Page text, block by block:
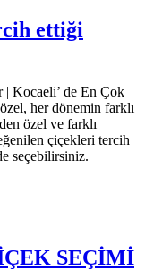
ettiği
Kocaeli’ de En Çok
her dönemin farklı
özel ve farklı
çiçekleri tercih
seçebilirsiniz.
SEÇİMİ